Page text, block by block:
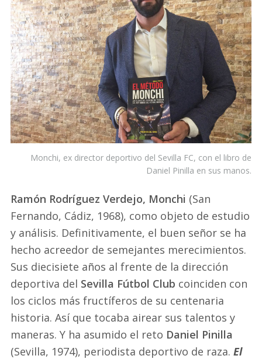
Monchi, ex director deportivo del Sevilla FC, con el libro de
Daniel Pinilla en sus manos.
Ramón Rodríguez Verdejo, Monchi (San
Fernando, Cádiz, 1968), como objeto de estudio
y análisis. Definitivamente, el buen señor se ha
hecho acreedor de semejantes merecimientos.
Sus diecisiete años al frente de la dirección
deportiva del Sevilla Fútbol Club coinciden con
los ciclos más fructíferos de su centenaria
historia. Así que tocaba airear sus talentos y
maneras. Y ha asumido el reto Daniel Pinilla
(Sevilla, 1974), periodista deportivo de raza. El